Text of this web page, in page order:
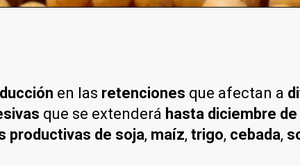
en las retenciones que afectan a
que se extenderá hasta diciembre
productivas de soja, maíz, trigo, cebada,